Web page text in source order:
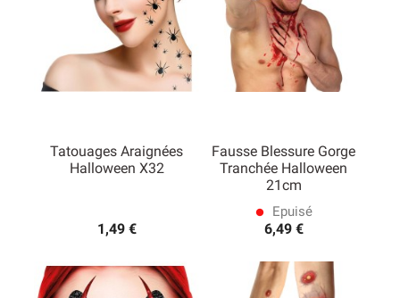
Tatouages Araignées
Halloween X32
1,49 €
Fausse Blessure Gorge
Tranchée Halloween
21cm
lens Epuisé
6,49 €